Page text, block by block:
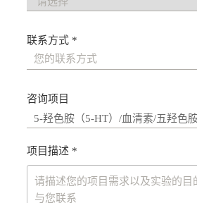
联系方式 *
咨询项目
项目描述 *